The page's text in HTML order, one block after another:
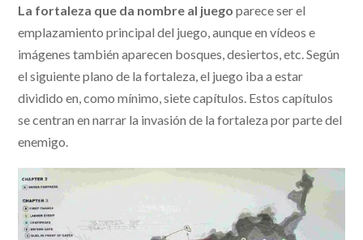
La fortaleza que da nombre al juego parece ser el
emplazamiento principal del juego, aunque en vídeos e
imágenes también aparecen bosques, desiertos, etc. Según
el siguiente plano de la fortaleza, el juego iba a estar
dividido en, como mínimo, siete capítulos. Estos capítulos
se centran en narrar la invasión de la fortaleza por parte del
enemigo.